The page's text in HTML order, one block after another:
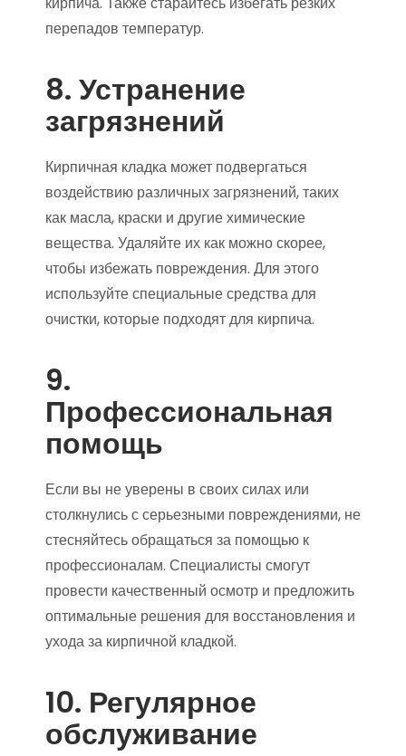
перепадов температур.
8. Устранение
загрязнений
Кирпичная кладка может подвергаться
воздействию различных загрязнений, таких
как масла, краски и другие химические
вещества. Удаляйте их как можно скорее,
чтобы избежать повреждения. Для этого
используйте специальные средства для
очистки, которые подходят для кирпича.
9.
Профессиональная
помощь
Если вы не уверены в своих силах или
столкнулись с серьезными повреждениями, не
стесняйтесь обращаться за помощью к
профессионалам. Специалисты смогут
провести качественный осмотр и предложить
оптимальные решения для восстановления и
ухода за кирпичной кладкой.
10. Регулярное
обслуживание